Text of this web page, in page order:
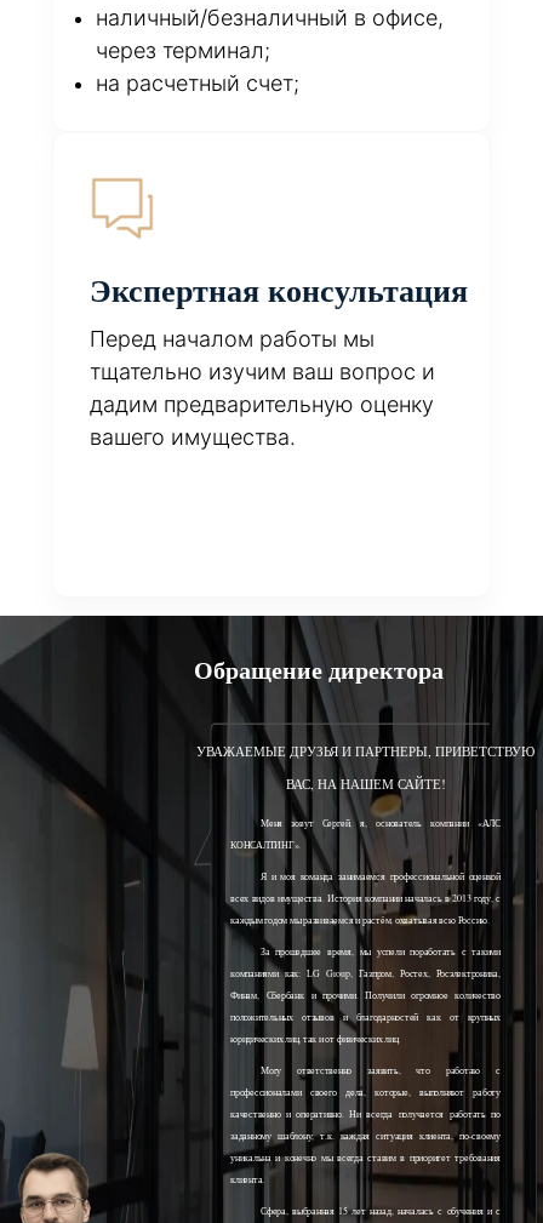
наличный/безналичный в офисе,
через терминал;
на расчетный счет;
Экспертная консультация
Перед началом работы мы
тщательно изучим ваш вопрос и
дадим предварительную оценку
вашего имущества.
Обращение директора
УВАЖАЕМЫЕ ДРУЗЬЯ И ПАРТНЕРЫ, ПРИВЕТСТВУЮ
ВАС, НА НАШЕМ САЙТЕ!
Меня зовут Сергей, я, основатель компании «АЛС
КОНСАЛТИНГ».
Я и моя команда занимаемся профессиональной оценкой
всех видов имущества. История компании началась в 2013 году, с
каждым годом мы развиваемся и растём, охватывая всю Россию.
За прошедшее время, мы успели поработать с такими
компаниями как: LG Group, Газпром, Ростех, Росэлектроника,
Финам, Сбербанк и прочими. Получили огромное количество
положительных отзывов и благодарностей как от крупных
юридических лиц, так и от физических лиц.
Могу ответственно заявить, что работаю с
профессионалами своего дела, которые, выполняют работу
качественно и оперативно. Ни всегда получается работать по
заданному шаблону, т.к. каждая ситуация клиента, по-своему
уникальна и конечно мы всегда ставим в приоритет требования
клиента.
Сфера, выбранная 15 лет назад, началась с обучения и с